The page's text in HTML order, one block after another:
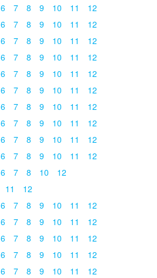
6 7 8 9 10 11
12
6 7 8 9 10 11
12
6 7 8 9 10 11
12
6 7 8 9 10 11
12
6 7 8 9 10 11
12
6 7 8 9 10 11
12
6 7 8 9 10 11
12
6 7 8 9 10 11
12
6 7 8 9 10 11
12
6 7 8 9 10 11
12
6 7 8 10
12
11
12
6 7 8 9 10 11
12
6 7 8 9 10 11
12
6 7 8 9 10 11
12
6 7 8 9 10 11
12
6 7 8 9 10 11 12